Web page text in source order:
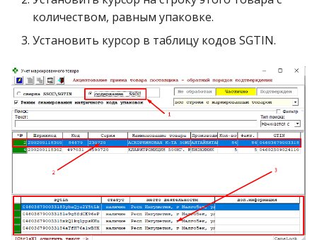
количеством, равным упаковке.
Установить курсор в таблицу кодов SGTIN.